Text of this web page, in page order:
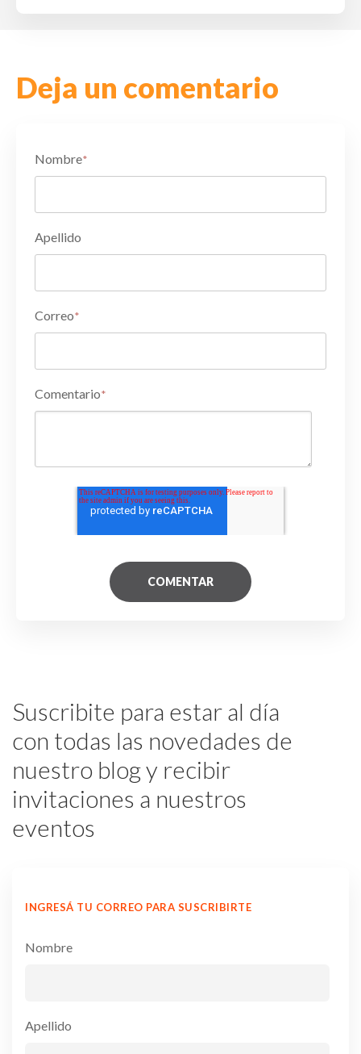
Deja un comentario
Nombre*
Apellido
Correo*
Comentario*
Suscribite para estar al día
con todas las novedades de
nuestro blog y recibir
invitaciones a nuestros
eventos
INGRESÁ TU CORREO PARA SUSCRIBIRTE
Nombre
Apellido